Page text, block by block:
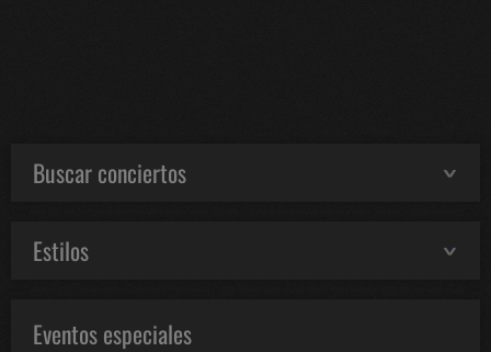
Buscar conciertos
Estilos
Eventos especiales